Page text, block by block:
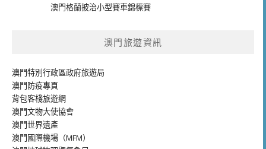
澳門格蘭披治小型賽車錦標賽
澳門旅遊資訊
澳門特別行政區政府旅遊局
澳門防疫專頁
背包客棧旅遊網
澳門文物大使協會
澳門世界遺產
澳門國際機場（MFM）